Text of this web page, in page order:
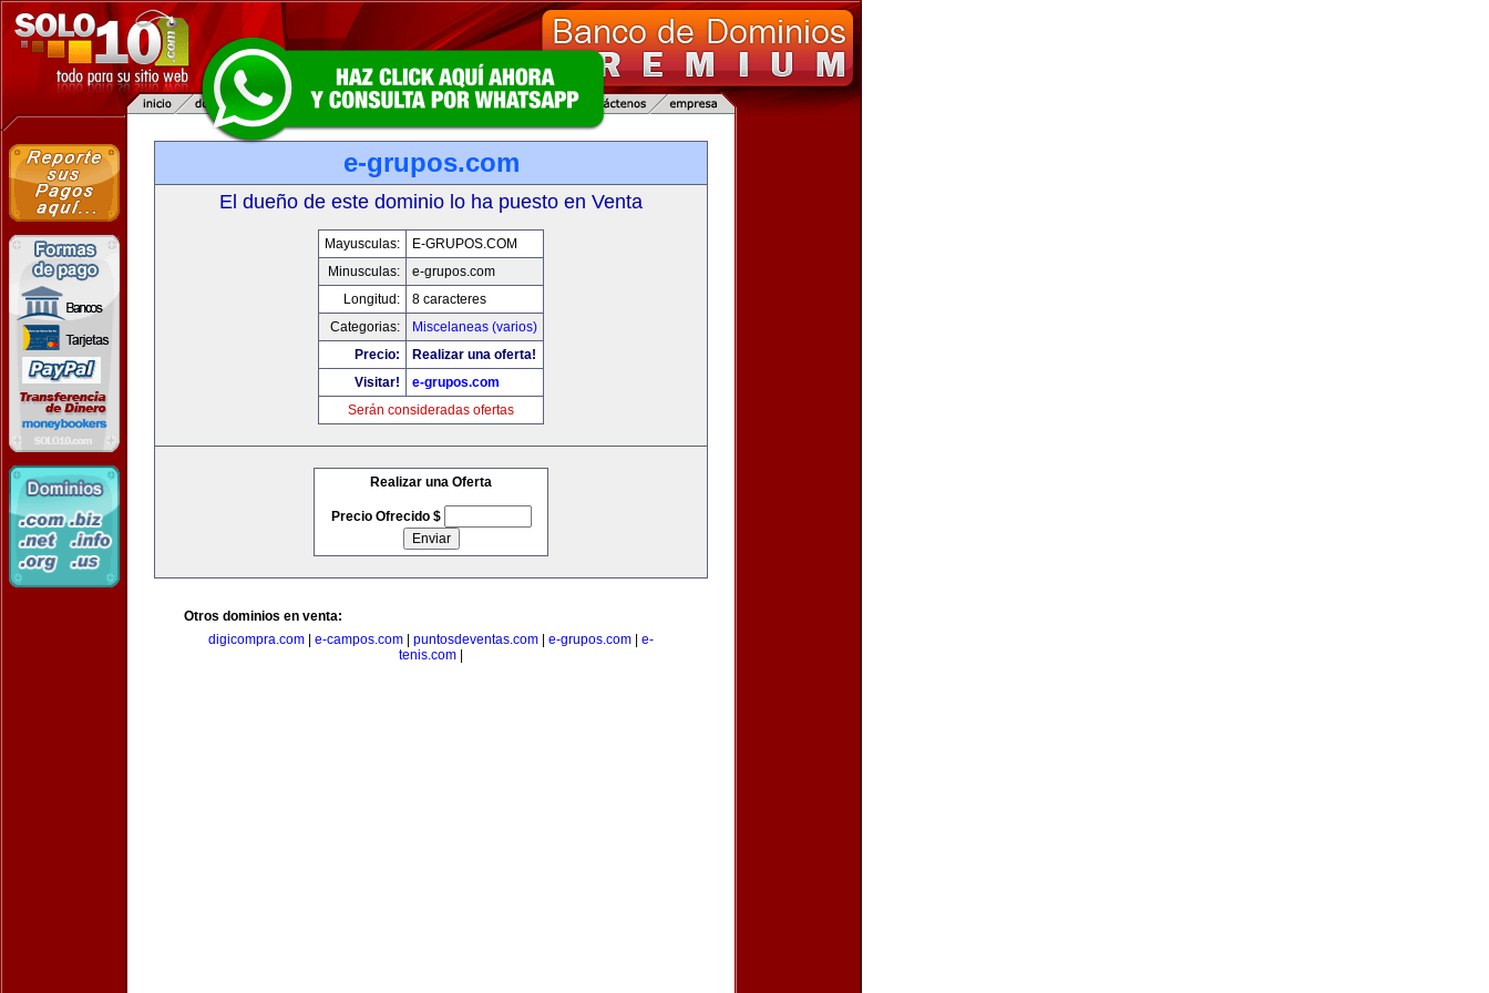
e-grupos.com
El dueño de este dominio lo ha puesto en Venta
Mayusculas:
E-GRUPOS.COM
Minusculas:
e-grupos.com
Longitud:
8 caracteres
Categorias:
Miscelaneas (varios)
Precio:
Realizar una oferta!
Visitar!
e-grupos.com
Serán consideradas ofertas
Realizar una Oferta
Precio Ofrecido $
Otros dominios en venta:
digicompra.com
e-campos.com puntosdeventas.com e-grupos.com
e-
tenis.com